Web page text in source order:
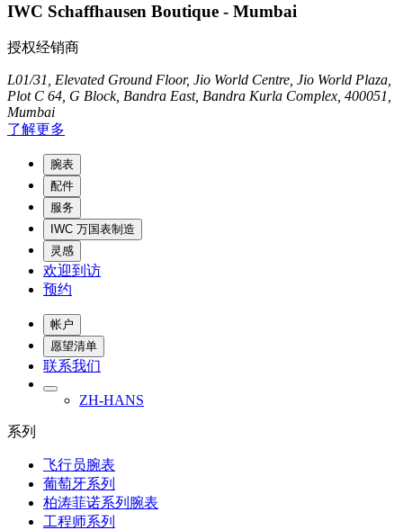
IWC Schaffhausen Boutique - Mumbai
授权经销商
L01/31, Elevated Ground Floor, Jio World Centre, Jio World Plaza,
Plot C 64, G Block, Bandra East, Bandra Kurla Complex, 400051,
Mumbai
了解更多
腕表
配件
服务
IWC 万国表制造
灵感
欢迎到访
预约
帐户
愿望清单
联系我们
ZH-HANS
系列
飞行员腕表
葡萄牙系列
柏涛菲诺系列腕表
工程师系列